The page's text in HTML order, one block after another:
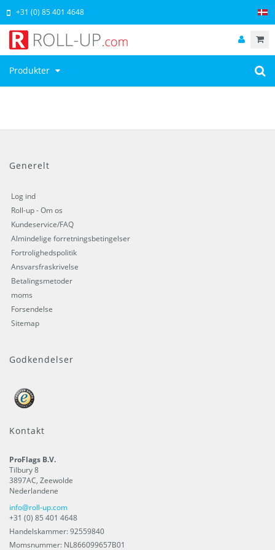
Produkter
+31 (0) 85 401 4648
Generelt
Log ind
Roll-up - Om os
Kundeservice/FAQ
Almindelige forretningsbetingelser
Fortrolighedspolitik
Ansvarsfraskrivelse
Betalingsmetoder
moms
Forsendelse
Sitemap
Godkendelser
Kontakt
ProFlags B.V.
Tilbury 8
3897AC, Zeewolde
Nederlandene
info@roll-up.com
+31 (0) 85 401 4648
Handelskammer: 92559840
Momsnummer: NL866099657B01